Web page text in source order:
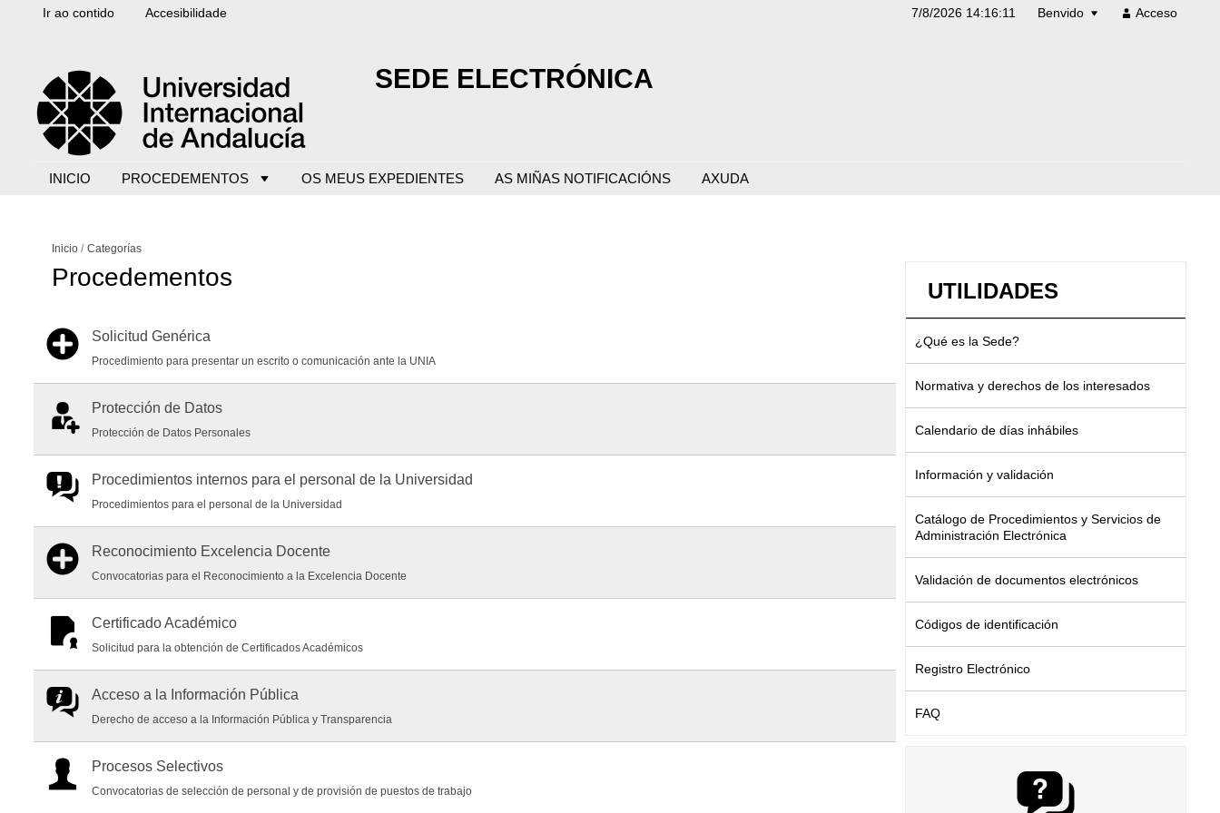
Ir ao contido Accesibilidade 7/8/2026 14:16:12 Benvido Acceso
SEDE ELECTRÓNICA
INICIO PROCEDEMENTOS OS MEUS EXPEDIENTES AS MIÑAS NOTIFICACIÓNS AXUDA
Inicio Categorías
Procedementos
Solicitud Genérica
Procedimiento para presentar un escrito o comunicación ante la UNIA
Protección de Datos
Protección de Datos Personales
Procedimientos internos para el personal de la Universidad
Procedimientos para el personal de la Universidad
Reconocimiento Excelencia Docente
Convocatorias para el Reconocimiento a la Excelencia Docente
Certificado Académico
Solicitud para la obtención de Certificados Académicos
Acceso a la Información Pública
Derecho de acceso a la Información Pública y Transparencia
Procesos Selectivos
Convocatorias de selección de personal y de provisión de puestos de trabajo
UTILIDADES
¿Qué es la Sede?
Normativa y derechos de los interesados
Calendario de días inhábiles
Información y validación
Catálogo de Procedimientos y Servicios de
Administración Electrónica
Validación de documentos electrónicos
Códigos de identificación
Registro Electrónico
FAQ